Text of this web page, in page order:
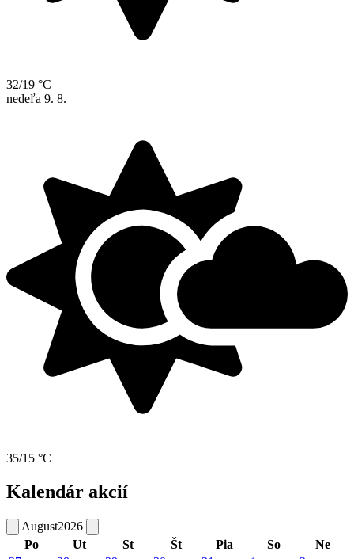
32/19 °C
nedeľa 9. 8.
35/15 °C
Kalendár akcií
August2026
Po
Ut St Št Pia So
Ne